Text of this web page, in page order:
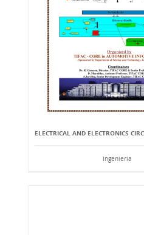
ELECTRICAL AND ELECTRONICS
Ingeniería